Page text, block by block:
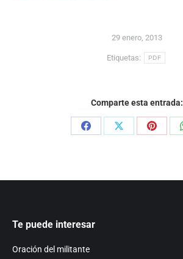
29 enero, 2013
Etiquetas: PDF
Comparte esta entrada:
Share
Share
Share
Te puede interesar
Oración del militante